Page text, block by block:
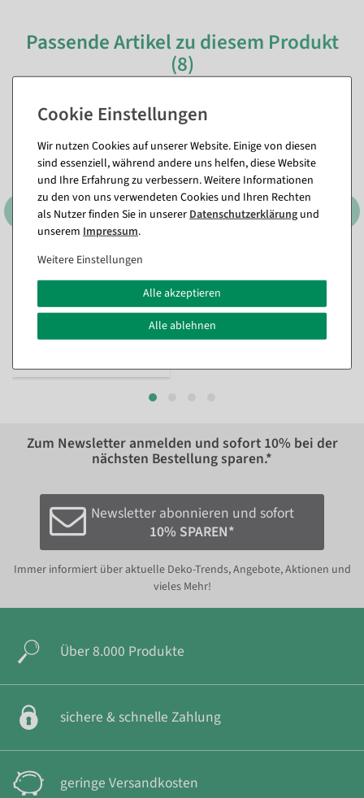
Passende Artikel zu diesem Produkt
(8)
Deko Kürbis aus
Hartschaum orange,
Artikel aktuell nicht lagernd.
grün 8 x 20 cm
11,84 €
Zum Newsletter anmelden und sofort 10% bei der
nächsten Bestellung sparen.*
Newsletter abonnieren und sofort
10% SPAREN*
Immer informiert über aktuelle Deko-Trends, Angebote, Aktionen und
vieles Mehr!
Über 8.000 Produkte
sichere & schnelle Zahlung
geringe Versandkosten
Wir nutzen Cookies auf unserer Website. Einige von diesen
sind essenziell, während andere uns helfen, diese Website
und Ihre Erfahrung zu verbessern. Weitere Informationen
zu den von uns verwendeten Cookies und Ihren Rechten
als Nutzer finden Sie in unsererDaten­schutz­erklärung und
unserem Impressum.
Weitere Einstellungen
Alle akzeptieren
Alle ablehnen